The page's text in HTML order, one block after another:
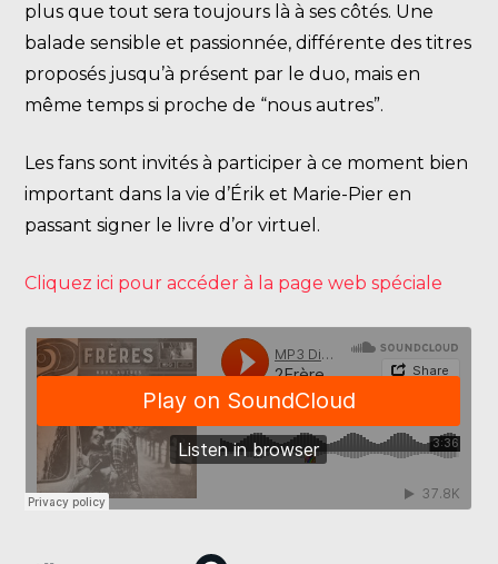
plus que tout sera toujours là à ses côtés. Une
balade sensible et passionnée, différente des titres
proposés jusqu’à présent par le duo, mais en
même temps si proche de “nous autres”.
Les fans sont invités à participer à ce moment bien
important dans la vie d’Érik et Marie-Pier en
passant signer le livre d’or virtuel.
Cliquez ici pour accéder à la page web spéciale